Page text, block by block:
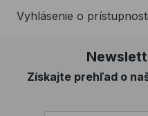
Vyhlásenie o prístupnosti
Získajte prehľad o